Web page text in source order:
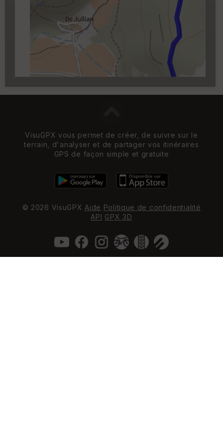
Carroyage UTM
(1km à partir du niveau de
VisuGPX vous permet de créer, de suivre sur le
terrain, d'analyser et de partager vos itinéraires
GPS de façon simple et gratuite
© 2026 VisuGPX Aide Politique de confidentialité
API GPX 3D